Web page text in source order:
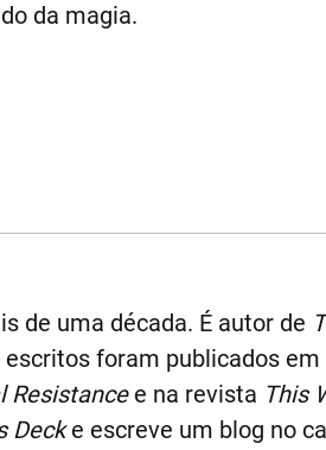
da magia.
de uma década. É autor de
escritos foram publicados em
Resistance e na revista This
Decke escreve um blog no